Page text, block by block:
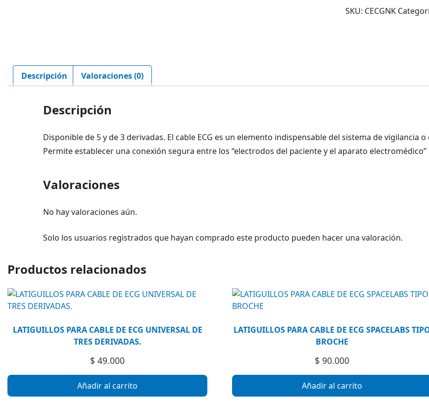
MONITOR
cantidad
SKU: CECGNK
Descripción Valoraciones (0)
Descripción
Disponible de 5 y de 3 derivadas. El cable ECG es un elemento indispensable del sistema de vigilancia
Permite establecer una conexión segura entre los “electrodos del paciente y el aparato electromédico”
Valoraciones
No hay valoraciones aún.
Solo los usuarios registrados que hayan comprado este producto pueden hacer una valoración.
Productos relacionados
LATIGUILLOS PARA CABLE DE ECG UNIVERSAL DE
TRES DERIVADAS.
$ 49.000
Añadir al carrito
LATIGUILLOS PARA CABLE DE ECG SPACELABS
BROCHE
$ 90.000
Añadir al carrito